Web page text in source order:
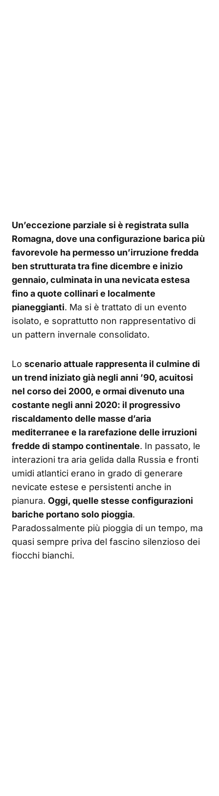
Un’eccezione parziale si è registrata sulla
Romagna, dove una configurazione barica più
favorevole ha permesso un’irruzione fredda
ben strutturata tra fine dicembre e inizio
gennaio, culminata in una nevicata estesa
fino a quote collinari e localmente
pianeggianti. Ma si è trattato di un evento
isolato, e soprattutto non rappresentativo di
un pattern invernale consolidato.
Lo scenario attuale rappresenta il culmine di
un trend iniziato già negli anni ’90, acuitosi
nel corso dei 2000, e ormai divenuto una
costante negli anni 2020: il progressivo
riscaldamento delle masse d’aria
mediterranee e la rarefazione delle irruzioni
fredde di stampo continentale. In passato, le
interazioni tra aria gelida dalla Russia e fronti
umidi atlantici erano in grado di generare
nevicate estese e persistenti anche in
pianura. Oggi, quelle stesse configurazioni
bariche portano solo pioggia.
Paradossalmente più pioggia di un tempo, ma
quasi sempre priva del fascino silenzioso dei
fiocchi bianchi.